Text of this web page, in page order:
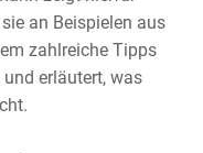
an Beispielen aus
zahlreiche Tipps
erläutert, was